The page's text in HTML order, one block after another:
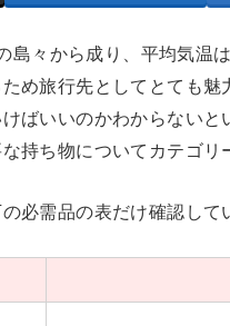
島々から成り、平均気温
め旅行先としてとても
ばいいのかわからない
持ち物についてカテゴリ
必需品の表だけ確認して